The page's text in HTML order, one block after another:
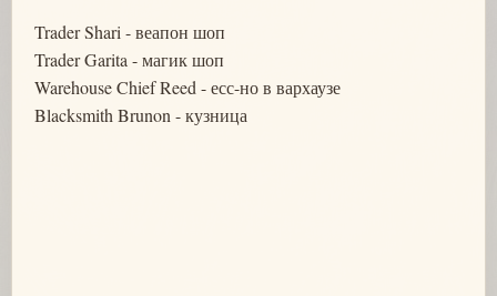
Trader Shari - веапон шоп
Trader Garita - магик шоп
Warehouse Chief Reed - есс-но в вархаузе
Blacksmith Brunon - кузница